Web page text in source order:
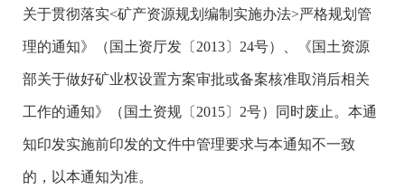
关于贯彻落实<矿产资源规划编制实施办法>严格规划管
理的通知》（国土资厅发〔2013〕24号）、《国土资源
部关于做好矿业权设置方案审批或备案核准取消后相关
工作的通知》（国土资规〔2015〕2号）同时废止。本通
知印发实施前印发的文件中管理要求与本通知不一致
的，以本通知为准。